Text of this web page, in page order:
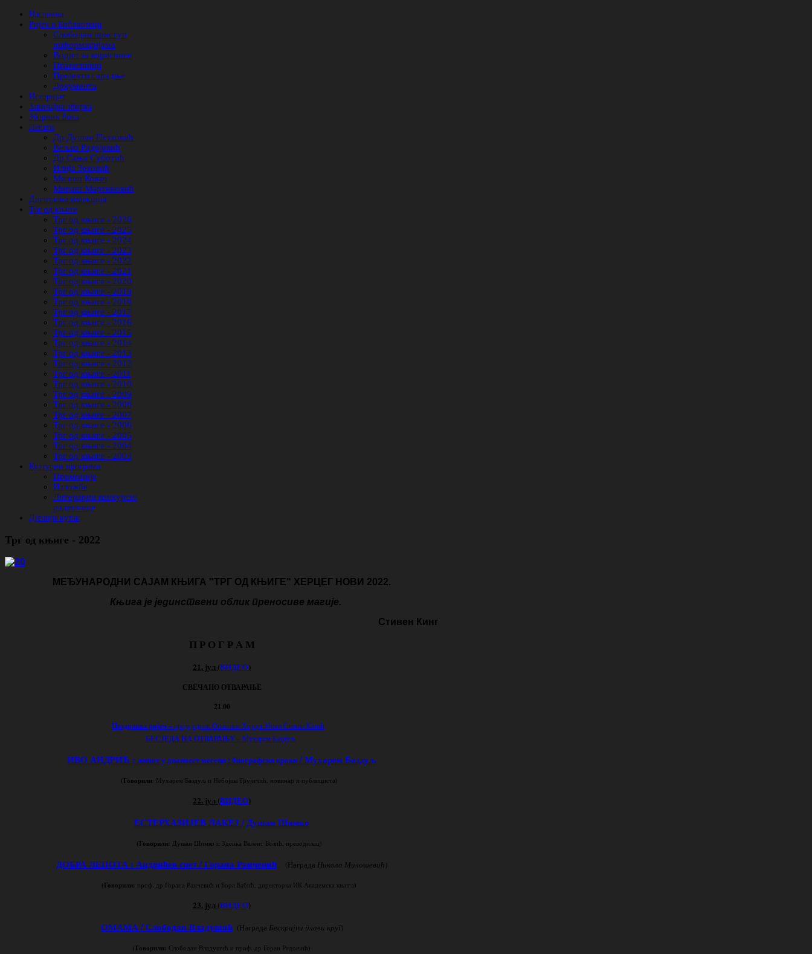
Насловна
Ријеч о Библиотеци
Слободан приступ
информацијама
Водич за кориснике
Правилници
Пројекти сарадње
Документа
Историјат
Завичајна збирка
Зборник Бока
Легати
Др Душан Петковић
Вељко Радојевић
Др Сања Суботић
Илија Зековић
Милош Ковач
Мираш Мартиновић
Дигитална колекција
Трг од књиге
Трг од књиге - 2026
Трг од књиге - 2025
Трг од књиге - 2024
Трг од књиге - 2023
Трг од књиге - 2022
Трг од књиге - 2021
Трг од књиге - 2020
Трг од књиге - 2019
Трг од књиге - 2018
Трг од књиге - 2017
Трг од књиге - 2016
Трг од књиге - 2015
Трг од књиге - 2014
Трг од књиге - 2013
Трг од књиге - 2012
Трг од књиге - 2011
Трг од књиге - 2010
Трг од књиге - 2009
Трг од књиге - 2008
Трг од књиге - 2007
Трг од књиге - 2006
Трг од књиге - 2005
Трг од књиге - 2004
Трг од књиге - 2003
Културни програми
Промоције
Изложбе
Литерарни конкурси/
радионице
Дјечији кутак
Трг од књиге - 2022
МЕЂУНАРОДНИ САЈАМ КЊИГА "ТРГ ОД КЊИГЕ" ХЕРЦЕГ НОВИ 2022.
Књига је јединствени облик преносиве магије.
Стивен Кинг
П Р О Г Р А М
21. јул (ВИДЕО)
СВЕЧАНО ОТВАРАЊЕ
21.00
Поздравна ријеч –предсједник Општине Херцег Нови Стеван Катић
БЕСЈЕДА НА ОТВАРАЊУ –Мухарем Баздуљ
ИВО АНДРИЋ : живот у дванаест месеци : биографски кроки/ Мухарем Баздуљ
(Говорили: Мухарем Баздуљ и Небојша Грујичић, новинар и публициста )
22. јул (ВИДЕО)
ЕСТЕРХАЗИЈЕВ ЛАКЕЈ / Душан Шимко
(Говорили: Душан Шимко и Зденка Валент Белић, преводилац )
ДОБРА ЛЕПОТА : Андрићев свет / Горана Раичевић (Награда Никола Милошевић)
(Говорили: проф. др Горана Раичевић и Бора Бабић, директорка ИК Академска књига )
23. јул (ВИДЕО)
ОМАМА / Слободан Владушић (Награда Бескрајни плави круг)
(Говорили: Слободан Владушић и проф. др Горан Радоњић )